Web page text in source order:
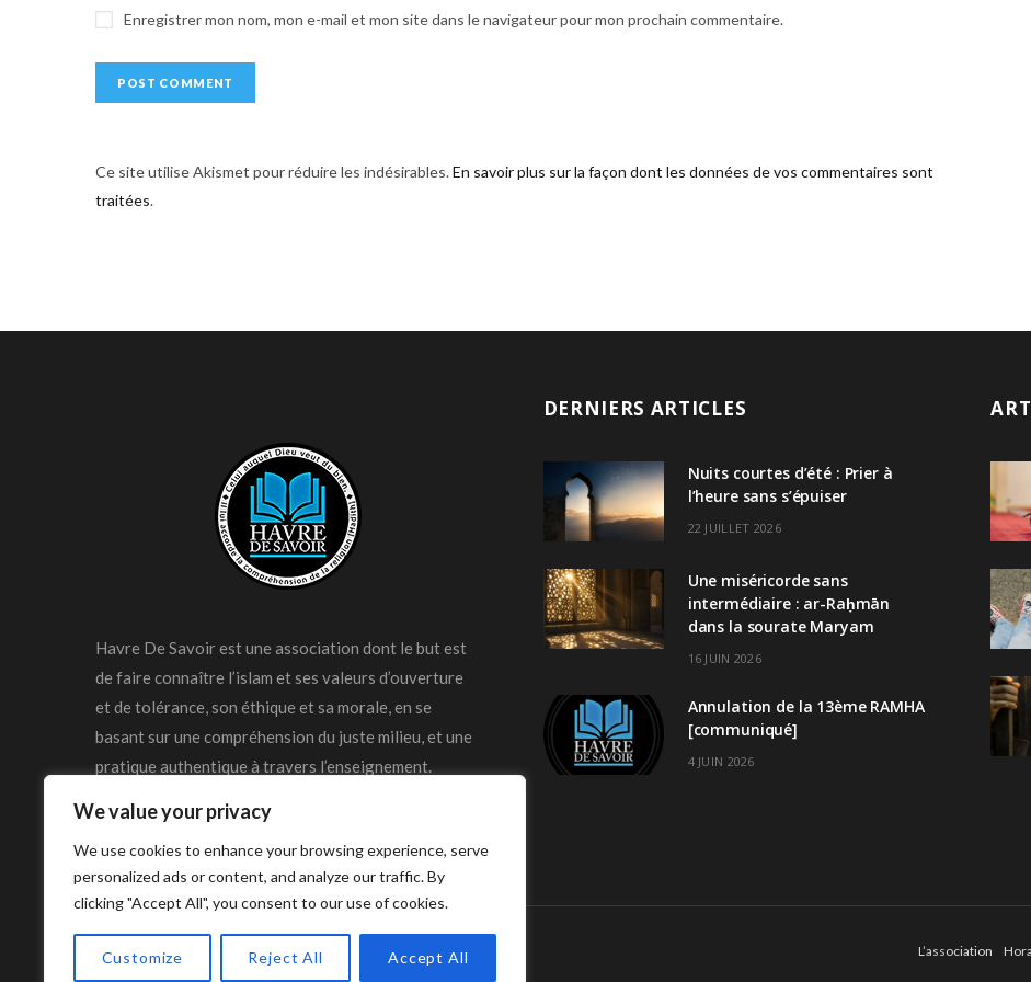
We value your privacy
We use cookies to enhance your browsing experience, serve
personalized ads or content, and analyze our traffic. By
clicking "Accept All", you consent to our use of cookies.
Customize Reject All Accept All
Enregistrer mon nom, mon e-mail et mon site dans le navigateur pour mon prochain commentaire.
:
Ce site utilise Akismet pour réduire les indésirables.En savoir plus sur la façon dont les données de vos commentaires sont
traitées.
Havre De Savoir est une association dont le but est
de faire connaître l’islam et ses valeurs d’ouverture
et de tolérance, son éthique et sa morale, en se
basant sur une compréhension du juste milieu, et une
pratique authentique à travers l’enseignement.
DERNIERS ARTICLES
Nuits courtes d’été : Prier à
l’heure sans s’épuiser
22 JUILLET 2026
Une miséricorde sans
intermédiaire : ar-Raḥmān
dans la sourate Maryam
16 JUIN 2026
Annulation de la 13ème RAMHA
[communiqué]
4 JUIN 2026
© Copyright Havre De Savoir 2024 L’association